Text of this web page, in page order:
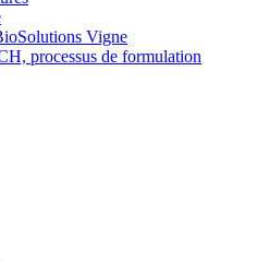
Vigne
processus de formulation